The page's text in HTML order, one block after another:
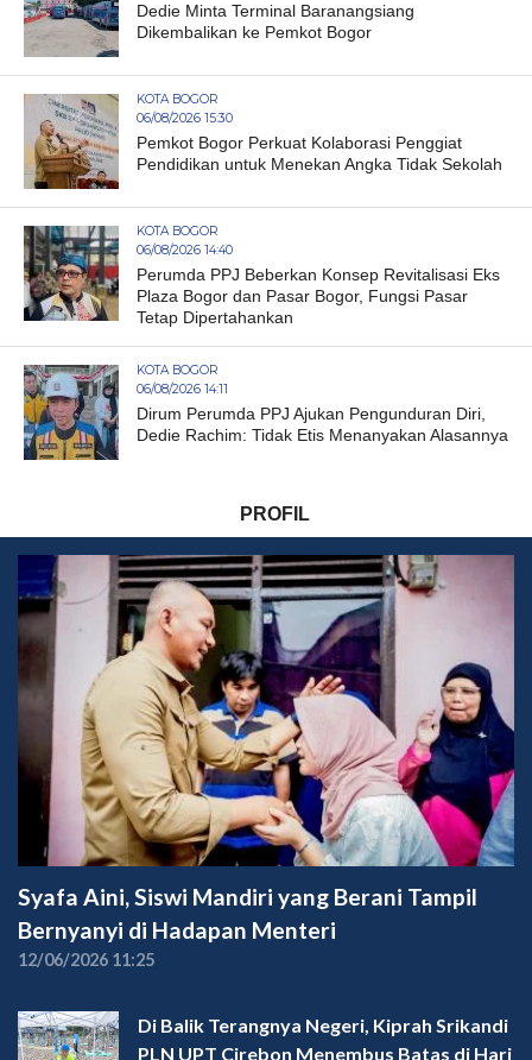
Dedie Minta Terminal Baranangsiang
Dikembalikan ke Pemkot Bogor
KOTA BOGOR
06/08/2026 15:30
Pemkot Bogor Perkuat Kolaborasi Penggiat
Pendidikan untuk Menekan Angka Tidak Sekolah
KOTA BOGOR
06/08/2026 14:40
Perumda PPJ Beberkan Konsep Revitalisasi Eks
Plaza Bogor dan Pasar Bogor, Fungsi Pasar
Tetap Dipertahankan
KOTA BOGOR
06/08/2026 14:11
Dirum Perumda PPJ Ajukan Pengunduran Diri,
Dedie Rachim: Tidak Etis Menanyakan Alasannya
PROFIL
Syafa Aini, Siswi Mandiri yang Berani Tampil
Bernyanyi di Hadapan Menteri
12/06/2026 11:25
Di Balik Terangnya Negeri, Kiprah Srikandi
PLN UPT Cirebon Menembus Batas di Hari